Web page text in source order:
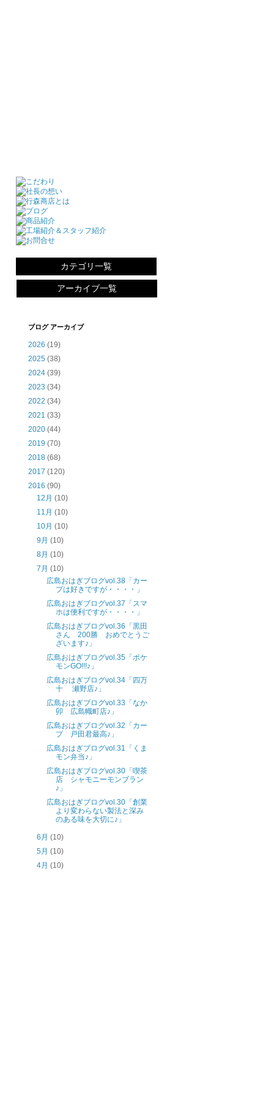
カテゴリ一覧
アーカイブ一覧
ブログ アーカイブ
2026 (19)
2025 (38)
2024 (39)
2023 (34)
2022 (34)
2021 (33)
2020 (44)
2019 (70)
2018 (68)
2017 (120)
2016 (90)
12月 (10)
11月 (10)
10月 (10)
9月 (10)
8月 (10)
7月 (10)
広島おはぎブログvol.38「カー
プは好きですが・・・・」
広島おはぎブログvol.37「スマ
ホは便利ですが・・・・」
広島おはぎブログvol.36「黒田
さん 200勝 おめでとうご
ざいます♪」
広島おはぎブログvol.35「ポケ
モンGO!!!♪」
広島おはぎブログvol.34「四万
十 瀬野店♪」
広島おはぎブログvol.33「なか
卯 広島幟町店♪」
広島おはぎブログvol.32「カー
プ 戸田君最高♪」
広島おはぎブログvol.31「くま
モン弁当♪」
広島おはぎブログvol.30「喫茶
店 シャモニーモンブラン
♪」
広島おはぎブログvol.30「創業
より変わらない製法と深み
のある味を大切に♪」
6月 (10)
5月 (10)
4月 (10)